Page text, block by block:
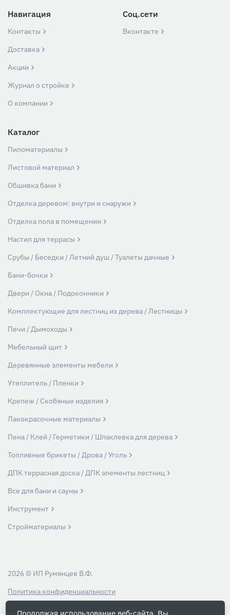
Навигация
Контакты
Доставка
Акции
Журнал о стройке
О компании
Соц.сети
Вконтакте
Каталог
Пиломатериалы
Листовой материал
Обшивка бани
Отделка деревом: внутри и снаружи
Отделка пола в помещении
Настил для террасы
Срубы / Беседки / Летний душ / Туалеты дачные
Бани-бочки
Двери / Окна / Подоконники
Комплектующие для лестниц из дерева / Лестницы
Печи / Дымоходы
Мебельный щит
Деревянные элементы мебели
Утеплитель / Пленки
Крепеж / Скобяные изделия
Лакокрасочные материалы
Пена / Клей / Герметики / Шпаклевка для дерева
Топливные брикеты / Дрова / Уголь
ДПК террасная доска / ДПК элементы лестниц
Все для бани и сауны
Инструмент
Стройматериалы
Политика конфиденциальности
2026 © ИП Румянцев В.Ф.